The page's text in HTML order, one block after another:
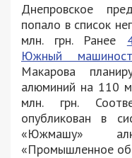
Днепровское
попало в список
млн. грн. Ранее
Южный
Макарова
алюминий на 110
млн. грн.
опубликован в
«Южмашу»
«Промышленное